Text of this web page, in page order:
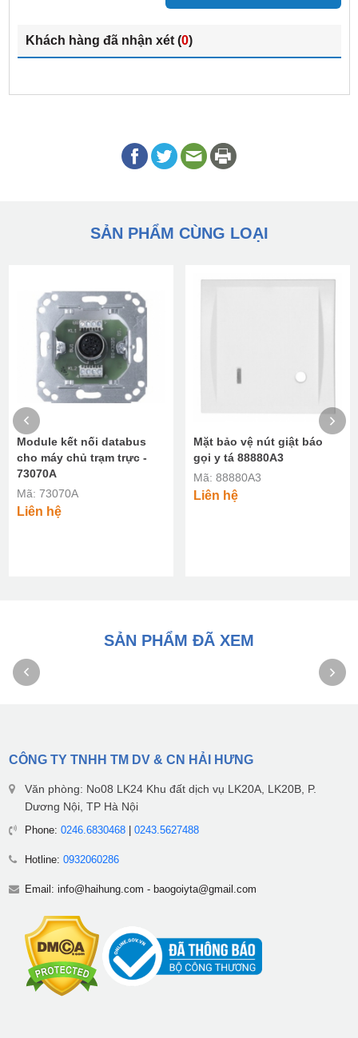
Khách hàng đã nhận xét (0)
SẢN PHẨM CÙNG LOẠI
Module kết nối databus
cho máy chủ trạm trực -
73070A
Mã: 73070A
Liên hệ
Mặt bảo vệ nút giật báo
gọi y tá 88880A3
Mã: 88880A3
Liên hệ
SẢN PHẨM ĐÃ XEM
CÔNG TY TNHH TM DV & CN HẢI HƯNG
Văn phòng: No08 LK24 Khu đất dịch vụ LK20A, LK20B, P.
Dương Nội, TP Hà Nội
Phone: 0246.6830468| 0243.5627488
Hotline: 0932060286
Email: info@haihung.com - baogoiyta@gmail.com